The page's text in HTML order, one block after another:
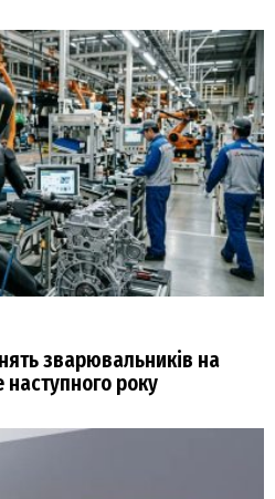
зварювальників на
року